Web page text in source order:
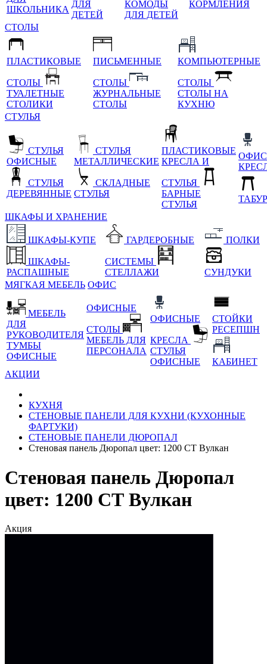
ШКОЛЬНИКА
ДЛЯ
ДЕТЕЙ
КОМОДЫ
ДЛЯ ДЕТЕЙ
КОРМЛЕНИЯ
СТОЛЫ
ПЛАСТИКОВЫЕ
СТОЛЫ
ТУАЛЕТНЫЕ
СТОЛИКИ
ПИСЬМЕННЫЕ
СТОЛЫ
ЖУРНАЛЬНЫЕ
СТОЛЫ
КОМПЬЮТЕРНЫЕ
СТОЛЫ
СТОЛЫ НА
КУХНЮ
СТУЛЬЯ
СТУЛЬЯ
ОФИСНЫЕ
СТУЛЬЯ
ДЕРЕВЯННЫЕ
СТУЛЬЯ
МЕТАЛЛИЧЕСКИЕ
СКЛАДНЫЕ
СТУЛЬЯ
ПЛАСТИКОВЫЕ
КРЕСЛА И
СТУЛЬЯ
БАРНЫЕ
СТУЛЬЯ
ШКАФЫ И ХРАНЕНИЕ
ШКАФЫ-КУПЕ
ШКАФЫ-
РАСПАШНЫЕ
ГАРДЕРОБНЫЕ
СИСТЕМЫ
СТЕЛЛАЖИ
ПОЛКИ
СУНДУКИ
МЯГКАЯ МЕБЕЛЬ ОФИС
МЕБЕЛЬ
ДЛЯ
РУКОВОДИТЕЛЯ
ТУМБЫ
ОФИСНЫЕ
ОФИСНЫЕ
СТОЛЫ
МЕБЕЛЬ ДЛЯ
ПЕРСОНАЛА
ОФИСНЫЕ
КРЕСЛА
СТУЛЬЯ
ОФИСНЫЕ
СТОЙКИ
РЕСЕПШН
КАБИНЕТ
АКЦИИ
КУХНЯ
СТЕНОВЫЕ ПАНЕЛИ ДЛЯ КУХНИ (КУХОННЫЕ
ФАРТУКИ)
СТЕНОВЫЕ ПАНЕЛИ ДЮРОПАЛ
Стеновая панель Дюропал цвет: 1200 СТ Вулкан
Стеновая панель Дюропал
цвет: 1200 СТ Вулкан
Акция